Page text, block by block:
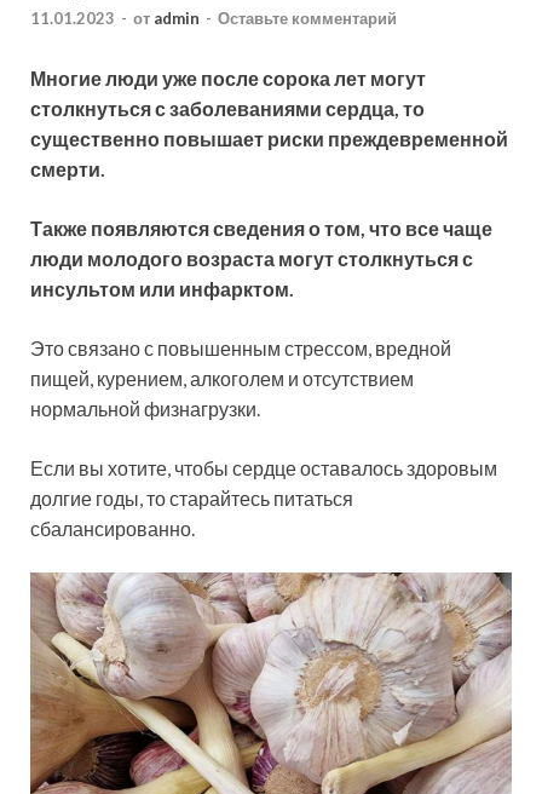
11.01.2023 - от admin - Оставьте комментарий
Многие люди уже после сорока лет могут
столкнуться с заболеваниями сердца, то
существенно повышает риски преждевременной
смерти.
Также появляются сведения о том, что все чаще
люди молодого возраста могут столкнуться с
инсультом или инфарктом.
Это связано с повышенным стрессом, вредной
пищей, курением, алкоголем и отсутствием
нормальной физнагрузки.
Если вы хотите, чтобы сердце оставалось здоровым
долгие годы, то старайтесь питаться
сбалансированно.